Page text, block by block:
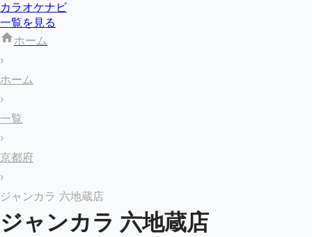
カラオケナビ
一覧を見る
ホーム
›
ホーム
›
一覧
›
京都府
›
ジャンカラ 六地蔵店
ジャンカラ 六地蔵店